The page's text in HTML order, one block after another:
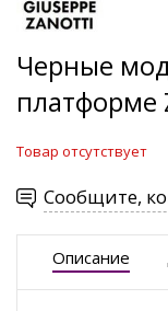
Черные
платформе
Товар отсутствует
Сообщите,
Описание